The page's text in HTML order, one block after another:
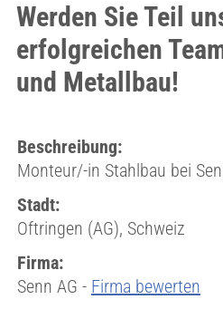
Werden Sie Teil
erfolgreichen
und Metallbau!
Beschreibung:
Monteur/-in Stahlbau bei
Stadt:
Oftringen (AG), Schweiz
Firma:
Senn AG - Firma bewerten